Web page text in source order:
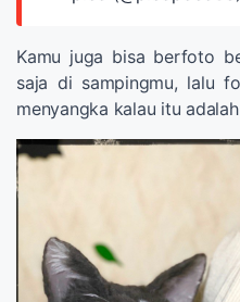
Kamu juga bisa berfoto
saja di sampingmu, lalu
menyangka kalau itu